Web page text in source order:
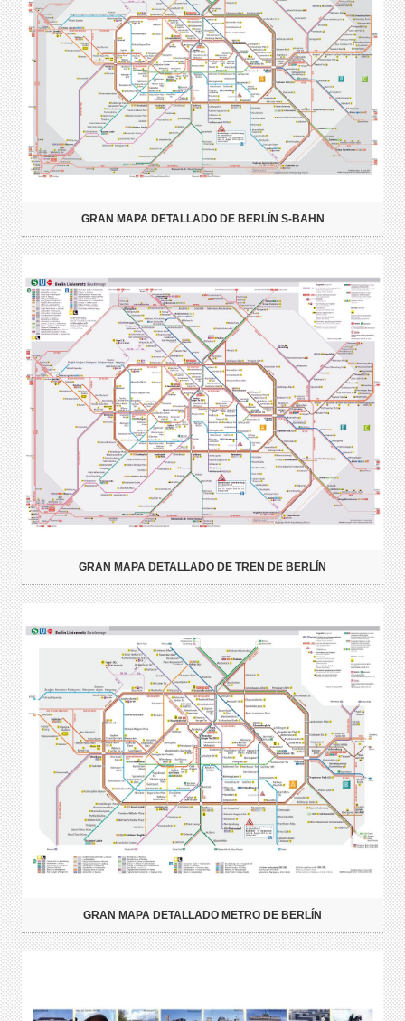
GRAN MAPA DETALLADO DE BERLÍN S-BAHN
GRAN MAPA DETALLADO DE TREN DE BERLÍN
GRAN MAPA DETALLADO METRO DE BERLÍN